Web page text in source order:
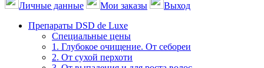
Личные данные
Мои заказы
Выход
Препараты DSD de Luxe
Специальные цены
1. Глубокое очищение. От себореи
2. От сухой перхоти